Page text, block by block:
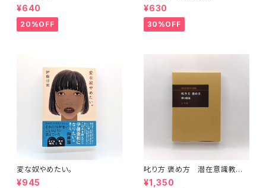
¥640
20%OFF
¥630
30%OFF
変な奴やめたい。
¥945
叱り方 褒め方 潜在意識教育
法叢書
¥1,350